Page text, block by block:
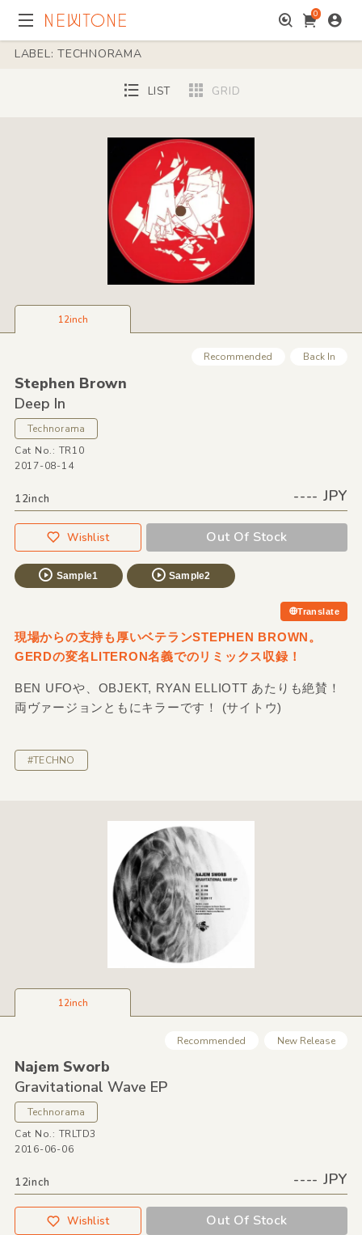
0
LABEL: TECHNORAMA
LIST GRID
12inch
Recommended Back In
Stephen Brown
Deep In
Technorama
Cat No.: TR10
2017-08-14
12inch ---- JPY
Wishlist Out Of Stock
Sample1 Sample2
Translate
現場からの支持も厚いベテランSTEPHEN BROWN。
GERDの変名LITERON名義でのリミックス収録！
BEN UFOや、OBJEKT, RYAN ELLIOTT あたりも絶賛！
両ヴァージョンともにキラーです！ (サイトウ)
#TECHNO
12inch
Recommended New Release
Najem Sworb
Gravitational Wave EP
Technorama
Cat No.: TRLTD3
2016-06-06
12inch ---- JPY
Wishlist Out Of Stock